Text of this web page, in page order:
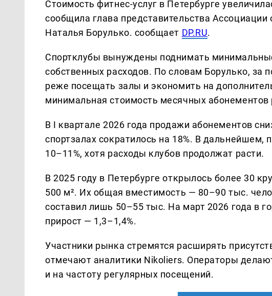
Стоимость фитнес-услуг в Петербурге
сообщила глава представительства
Наталья Борулько. сообщает DP.RU.
Спортклубы вынуждены поднимать
собственных расходов. По словам Борулько, за
реже посещать залы и экономить на
минимальная стоимость месячных абонементов
В I квартале 2026 года продажи абонементов
спортзалах сократилось на 18%. В
10–11%, хотя расходы клубов продолжат расти.
В 2025 году в Петербурге открылось более 30
500 м². Их общая вместимость — 80–90 тыс.
составил лишь 50–55 тыс. На март 2026 года в
прирост — 1,3–1,4%.
Участники рынка стремятся расширять
отмечают аналитики Nikoliers. Операторы
и на частоту регулярных посещений.